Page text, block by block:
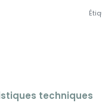
techniques